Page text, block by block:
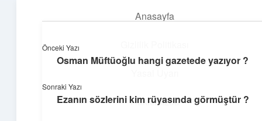
Anasayfa
Hakkımızda
Neşeli Fikir Köşesi
Hayatına neşe katan kısa hikayeler!
Önceki Yazı
Osman Müftüoğlu hangi gazetede yazıyor ?
Sonraki Yazı
Ezanın sözlerini kim rüyasında görmüştür ?